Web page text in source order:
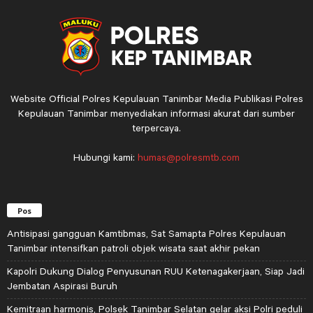
Website Official Polres Kepulauan Tanimbar Media Publikasi Polres
Kepulauan Tanimbar menyediakan informasi akurat dari sumber
terpercaya.
Hubungi kami: humas@polresmtb.com
Pos
Antisipasi gangguan Kamtibmas, Sat Samapta Polres Kepulauan
Tanimbar intensifkan patroli objek wisata saat akhir pekan
Kapolri Dukung Dialog Penyusunan RUU Ketenagakerjaan, Siap Jadi
Jembatan Aspirasi Buruh
Kemitraan harmonis, Polsek Tanimbar Selatan gelar aksi Polri peduli